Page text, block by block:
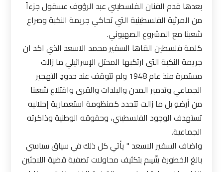
بعدها قدم الفنان الفلسطيني عبد الرؤوف عسقول جزءاً
من المرثية الفلسطينية التي تحاكي جريمة النكبة وصراع
شعبنا مع المشروع الصهيوني.
كلمة فلسطين القاها السفير محمد الاسعد الذي اكد ان
جريمة النكبة التي ارتكبها المحتل الإسرائيلي ما زالت
مستمرة منذ عام 1948 ولم تتوقف عند حدودِ التهجير
الجماعي وتدمير المدن والبلدات والقرى واقتلاع شعبنا
من أرضهِ بل ما زالت تتجدد كمنظومة استعمارية إحلاليه
تستهدف الوجود الفلسطيني، وحقوقه الوطنية وذاكرته
الجماعية.
واضاف السفير الاسعد " يأتي كل ذلك في سياق سياسي
بالغ الخطورة يتّسِم بتكثيف محاولات تصفية قضية اللاجئين